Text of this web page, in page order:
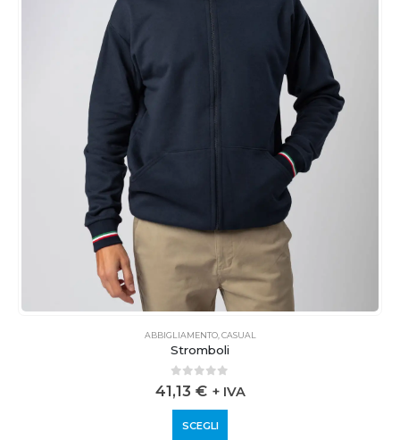
ABBIGLIAMENTO,CASUAL
Stromboli
0out of 5
41,13 € + IVA
SCEGLI